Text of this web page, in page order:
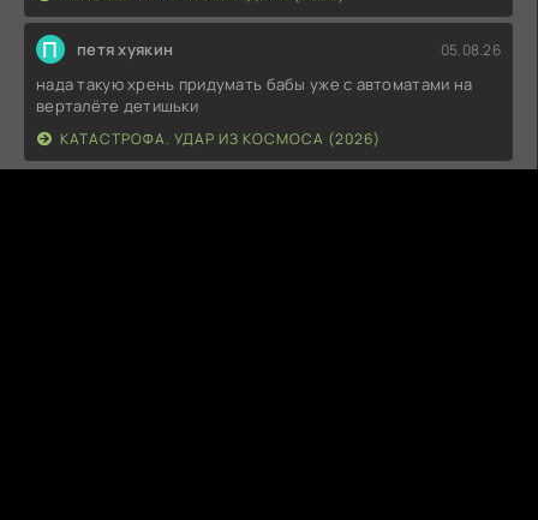
П петя хуякин 05.08.26
нада такую хрень придумать бабы уже с автоматами на
верталёте детишьки
КАТАСТРОФА. УДАР ИЗ КОСМОСА (2026)